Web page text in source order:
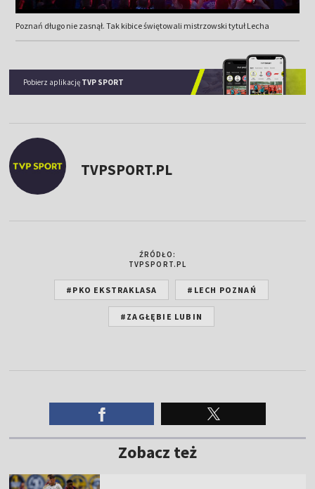
Poznań długo nie zasnął. Tak kibice świętowali mistrzowski tytuł Lecha
Pobierz aplikację TVP SPORT
TVPSPORT.PL
ŹRÓDŁO:
TVPSPORT.PL
#PKO EKSTRAKLASA #LECH POZNAŃ
#ZAGŁĘBIE LUBIN
Zobacz też